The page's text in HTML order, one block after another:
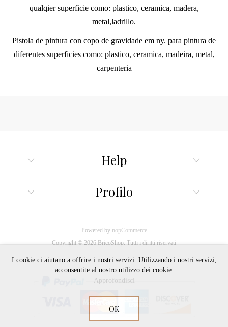
qualqier superficie como: plastico, ceramica, madera,
metal,ladrillo.
Pistola de pintura con copo de gravidade em ny. para pintura de
diferentes superficies como: plastico, ceramica, madeira, metal,
carpenteria
Help
Profilo
Powered by nopCommerce
Copyright © 2026 BricoShop. Tutti i diritti riservati
I cookie ci aiutano a offrire i nostri servizi. Utilizzando i nostri servizi,
acconsentite al nostro utilizzo dei cookie.
Approfondisci
OK